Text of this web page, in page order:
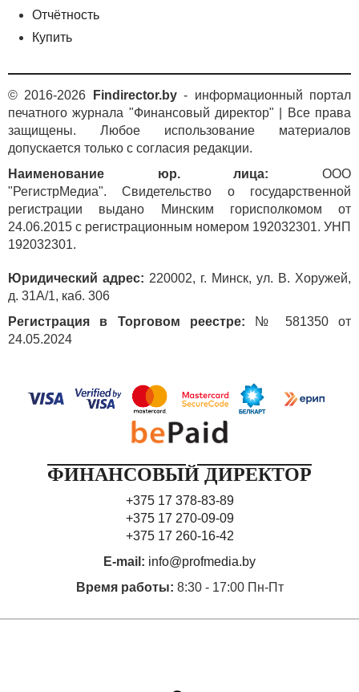
Отчётность
Купить
© 2016-2026 Findirector.by- информационный портал
печатного журнала "Финансовый директор" | Все права
защищены. Любое использование материалов
допускается только с согласия редакции.
Наименование юр. лица: ООО
"РегистрМедиа". Свидетельство о государственной
регистрации выдано Минским горисполкомом от
24.06.2015 с регистрационным номером 192032301. УНП
192032301.
Юридический адрес: 220002, г. Минск, ул. В. Хоружей,
д. 31А/1, каб. 306
Регистрация в Торговом реестре: № 581350 от
24.05.2024
ФИНАНСОВЫЙ ДИРЕКТОР
+375 17 378-83-89
+375 17 270-09-09
+375 17 260-16-42
E-mail: info@profmedia.by
Время работы: 8:30 - 17:00 Пн-Пт